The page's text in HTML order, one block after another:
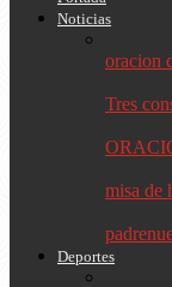
Noticias
oracion
Tres
misa de
Deportes